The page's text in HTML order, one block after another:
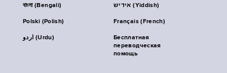
বাংলা (Bengali) אידיש (Yiddish)
Polski (Polish) Français (French)
اردو (Urdu)
Бесплатная
переводческая
помощь